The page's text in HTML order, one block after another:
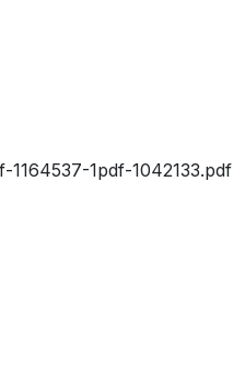
1164537-1pdf-1042133.pdf